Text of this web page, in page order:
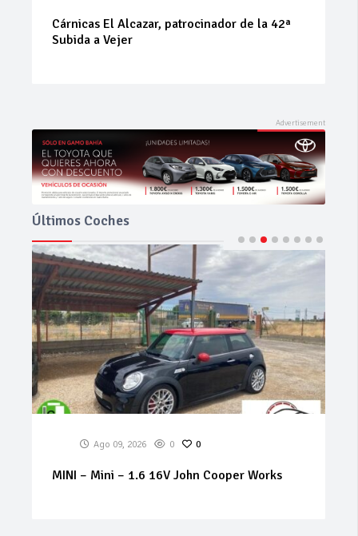
Cárnicas El Alcazar, patrocinador de la 42ª
Subida a Vejer
Últimos Coches
Ago 09, 2026 0 0
MINI – Mini – 1.6 16V John Cooper Works